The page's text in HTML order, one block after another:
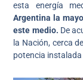
esta energía
Argentina la
este medio. De
la Nación, cerca
potencia instalada